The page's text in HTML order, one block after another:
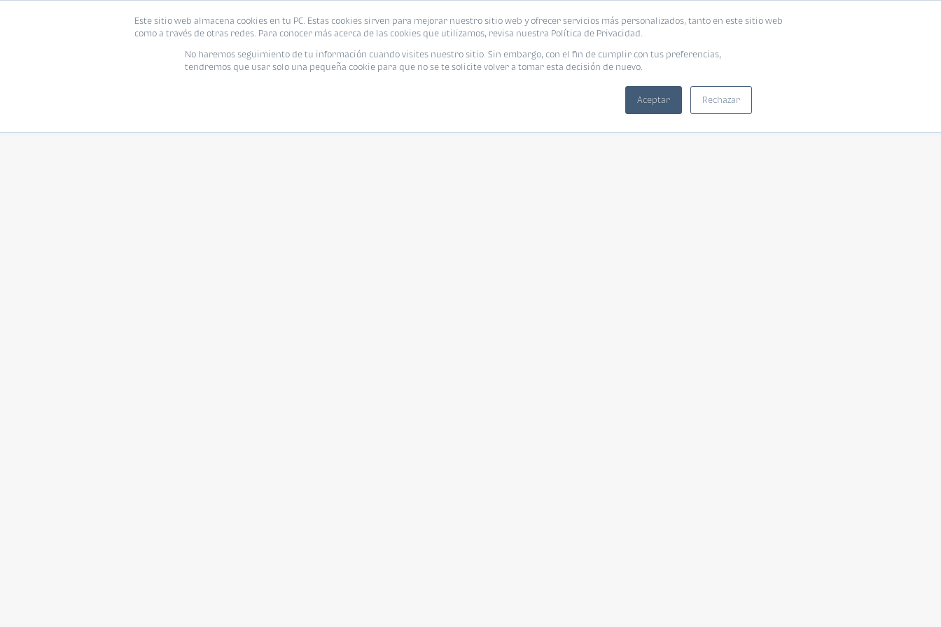
Este sitio web almacena cookies en tu PC. Estas cookies sirven para mejorar nuestro sitio web y ofrecer servicios más personalizados, tanto en este sitio web
como a través de otras redes. Para conocer más acerca de las cookies que utilizamos, revisa nuestra Política de Privacidad.
No haremos seguimiento de tu información cuando visites nuestro sitio. Sin embargo, con el fin de cumplir con tus preferencias,
tendremos que usar solo una pequeña cookie para que no se te solicite volver a tomar esta decisión de nuevo.
Aceptar Rechazar